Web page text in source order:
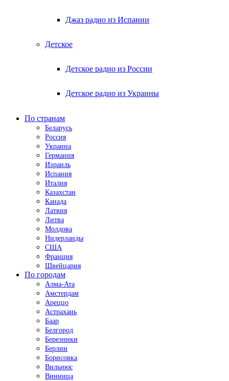
Джаз радио из Испании
Детское
Детское радио из России
Детское радио из Украины
По странам
Беларусь
Россия
Украина
Германия
Израиль
Испания
Италия
Казахстан
Канада
Латвия
Литва
Молдова
Нидерланды
США
Франция
Швейцария
По городам
Алма-Ата
Амстердам
Ареццо
Астрахань
Баар
Белгород
Березники
Берлин
Борисовка
Вильнюс
Винница